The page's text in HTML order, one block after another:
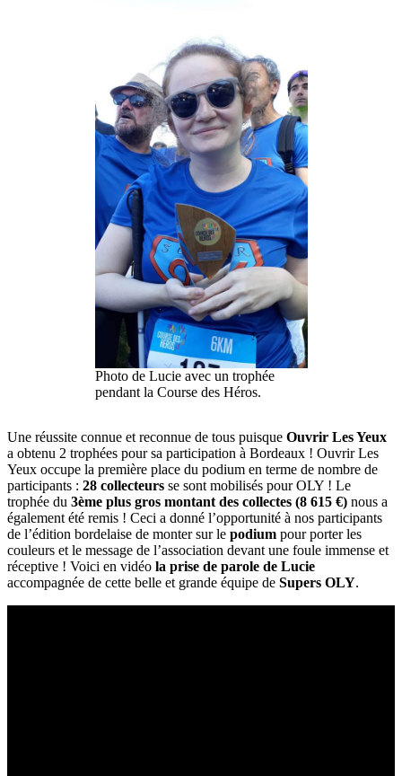
Photo de Lucie avec un trophée
pendant la Course des Héros.
Une réussite connue et reconnue de tous puisque Ouvrir Les Yeux
a obtenu 2 trophées pour sa participation à Bordeaux ! Ouvrir Les
Yeux occupe la première place du podium en terme de nombre de
participants : 28 collecteurs se sont mobilisés pour OLY ! Le
trophée du 3ème plus gros montant des collectes (8 615 €) nous a
également été remis ! Ceci a donné l’opportunité à nos participants
de l’édition bordelaise de monter sur le podium pour porter les
couleurs et le message de l’association devant une foule immense et
réceptive ! Voici en vidéo la prise de parole de Lucie
accompagnée de cette belle et grande équipe de Supers OLY.